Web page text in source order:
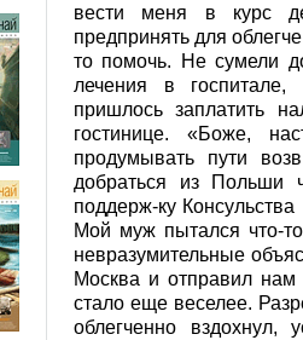
вести меня в курс
предпринять для
то помочь. Не сумели
лечения в
пришлось заплатить
гостинице. «Боже,
продумывать пути
добраться из Польши
поддерж-ку
Мой муж пытался что-
невразумительные
Москва и отправил нам
стало еще веселее.
облегченно